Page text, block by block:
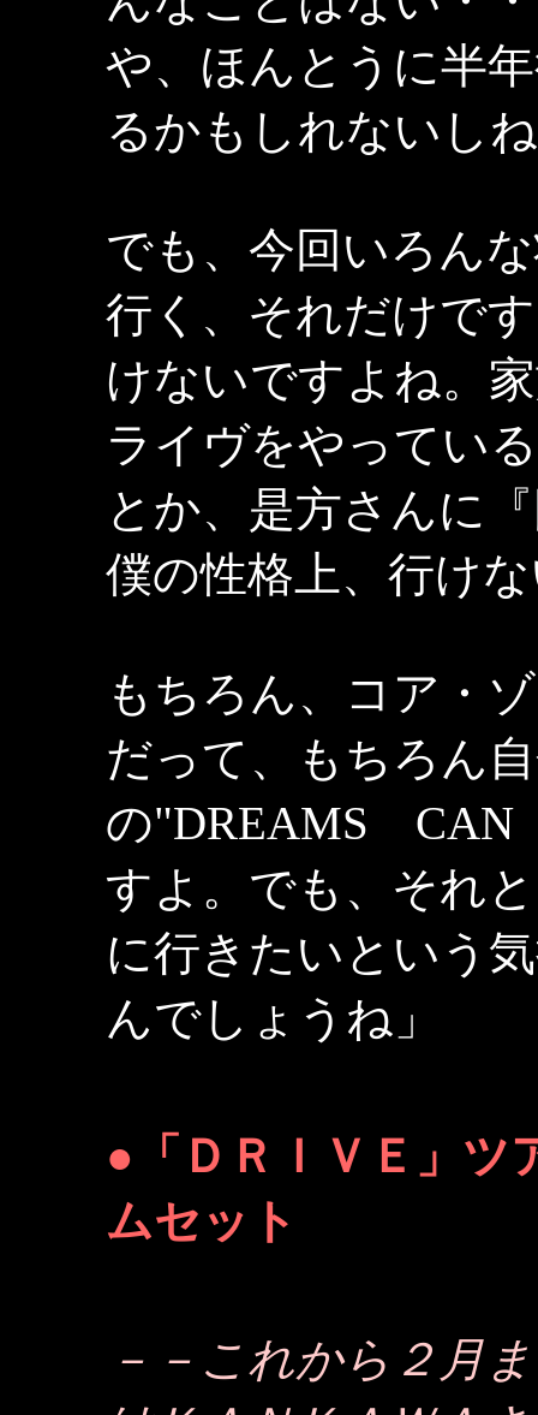
や、ほんとうに半
るかもしれないし
でも、今回いろん
行く、それだけで
けないですよね。
ライヴをやってい
とか、是方さんに
僕の性格上、行け
もちろん、コア・
だって、もちろん
の"DREAMS CAN
すよ。でも、それ
に行きたいという
んでしょうね」
●「ＤＲＩＶＥ」ツ
ムセット
－－これから２月